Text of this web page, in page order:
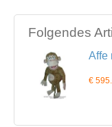
Folgendes
Affe
€